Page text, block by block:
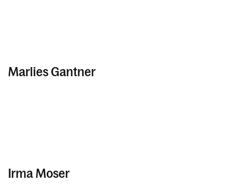
Marlies Gantner
Irma Moser